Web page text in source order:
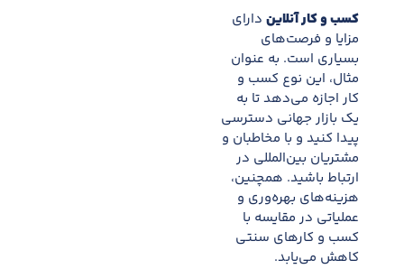
کسب و کار آنلاین دارای
مزایا و فرصت‌های
بسیاری است. به عنوان
مثال، این نوع کسب و
کار اجازه می‌دهد تا به
یک بازار جهانی دسترسی
پیدا کنید و با مخاطبان و
مشتریان بین‌المللی در
ارتباط باشید. همچنین،
هزینه‌های بهره‌وری و
عملیاتی در مقایسه با
کسب و کارهای سنتی
کاهش می‌یابد.